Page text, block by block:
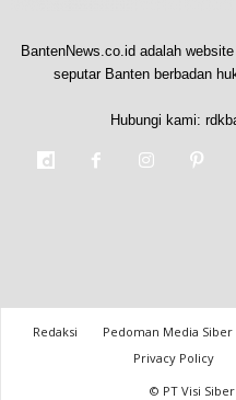
BantenNews.co.id adalah
seputar Banten berbadan
Hubungi kami:
Redaksi Pedoman Media Siber
Privacy Policy
© PT Visi